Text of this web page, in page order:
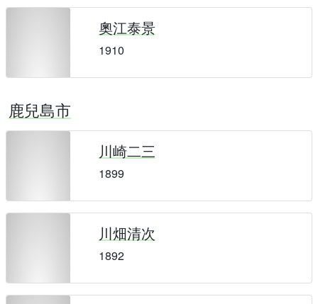
奧江泰景
1910
鹿兒島市
川崎二三
1899
川畑清次
1892